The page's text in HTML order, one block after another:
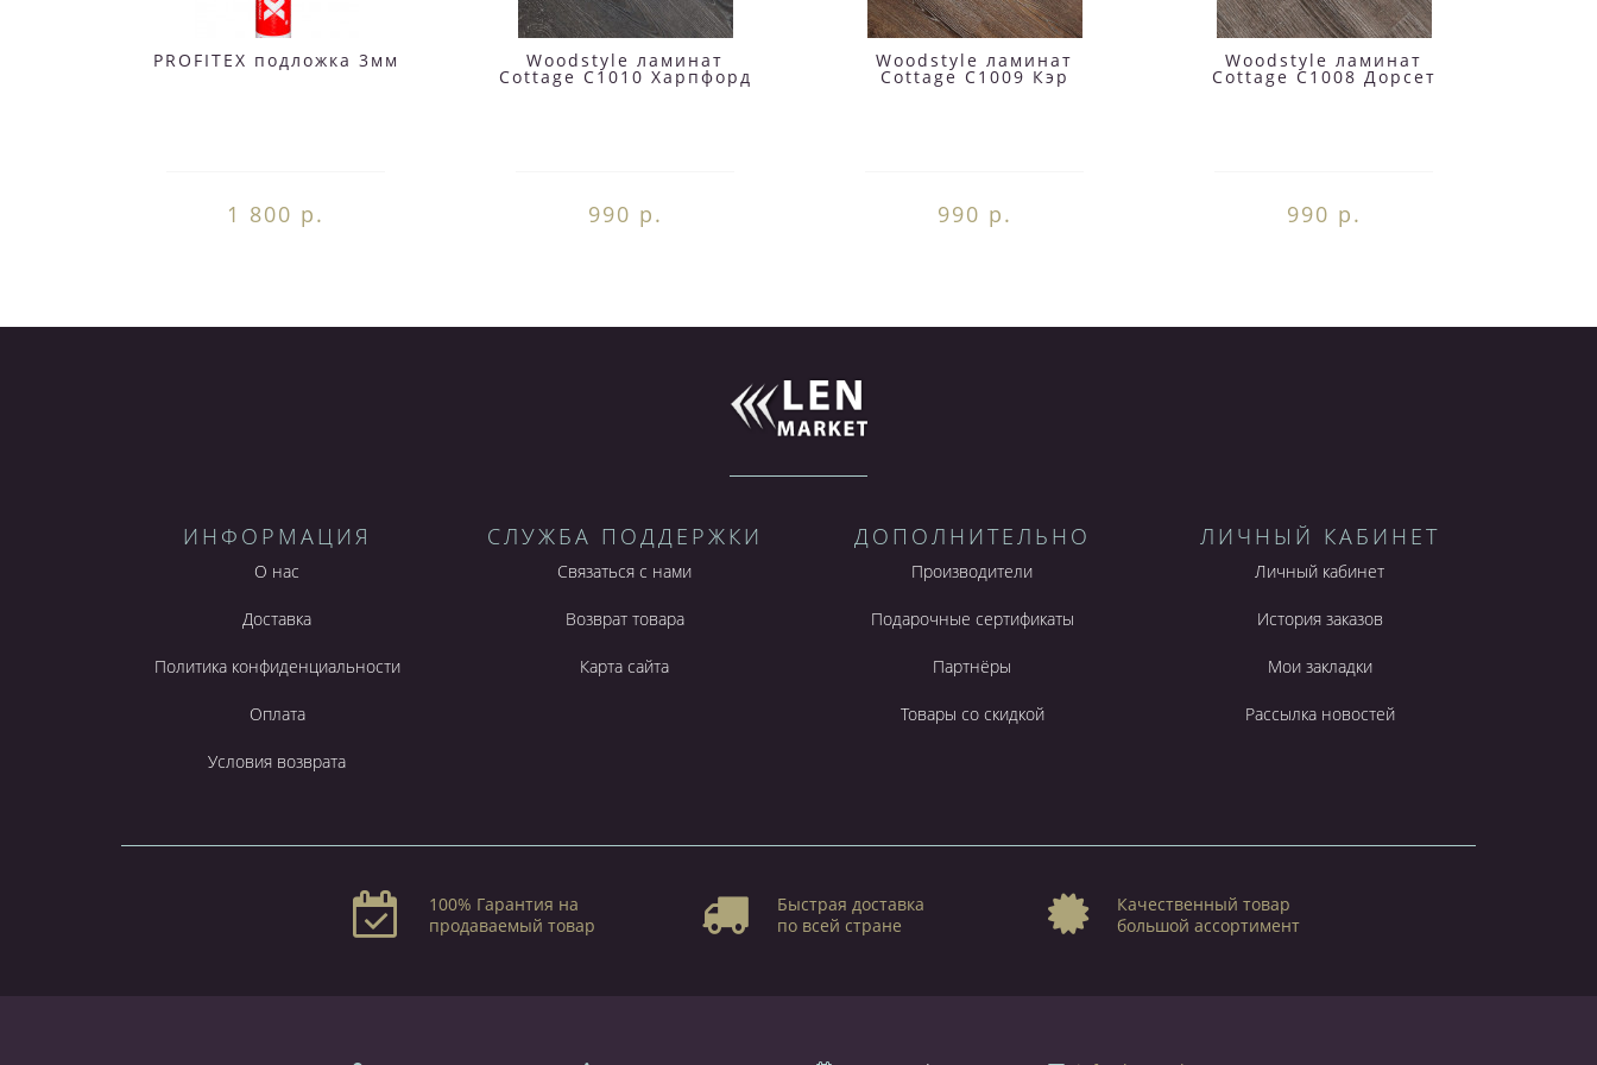
PROFITEX подложка 3мм
1 800 р.
Woodstyle ламинат
Cottage C1010 Харпфорд
990 р.
Woodstyle ламинат
Cottage C1009 Кэр
990 р.
Woodstyle ламинат
Cottage C1008 Дорсет
990 р.
ИНФОРМАЦИЯ
О нас
Доставка
Политика конфиденциальности
Оплата
Условия возврата
СЛУЖБА ПОДДЕРЖКИ
Связаться с нами
Возврат товара
Карта сайта
ДОПОЛНИТЕЛЬНО
Производители
Подарочные сертификаты
Партнёры
Товары со скидкой
ЛИЧНЫЙ КАБИНЕТ
Личный кабинет
История заказов
Мои закладки
Рассылка новостей
100% Гарантия на
продаваемый товар
Быстрая доставка
по всей стране
Качественный товар
большой ассортимент